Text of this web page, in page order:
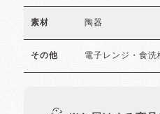
素材 陶器
その他 電子レンジ・食洗